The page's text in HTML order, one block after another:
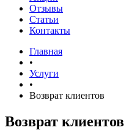
Отзывы
Статьи
Контакты
Главная
•
Услуги
•
Возврат клиентов
Возврат клиентов